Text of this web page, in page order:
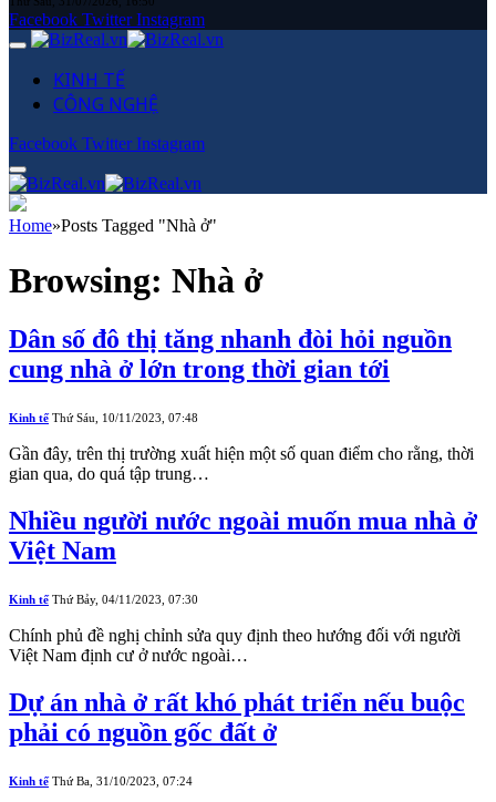
Facebook Twitter Instagram
KINH TẾ
CÔNG NGHỆ
Facebook Twitter Instagram
Home»Posts Tagged "Nhà ở"
Browsing: Nhà ở
Dân số đô thị tăng nhanh đòi hỏi nguồn
cung nhà ở lớn trong thời gian tới
Kinh tế Thứ Sáu, 10/11/2023, 07:48
Gần đây, trên thị trường xuất hiện một số quan điểm cho rằng, thời
gian qua, do quá tập trung…
Nhiều người nước ngoài muốn mua nhà ở
Việt Nam
Kinh tế Thứ Bảy, 04/11/2023, 07:30
Chính phủ đề nghị chỉnh sửa quy định theo hướng đối với người
Việt Nam định cư ở nước ngoài…
Dự án nhà ở rất khó phát triển nếu buộc
phải có nguồn gốc đất ở
Kinh tế Thứ Ba, 31/10/2023, 07:24